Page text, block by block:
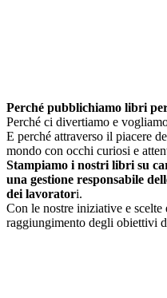
Perché pubblichiamo libri
Perché ci divertiamo e
E perché attraverso il piacere
mondo con occhi curiosi e
Stampiamo i nostri libri su
una gestione responsabile
dei lavoratori.
Con le nostre iniziative e
raggiungimento degli obiettivi